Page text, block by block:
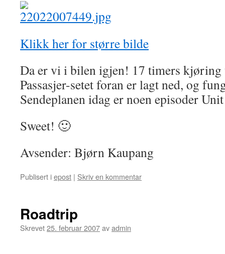
Klikk her for større bilde
Da er vi i bilen igjen! 17 timers
Passasjer-setet foran er lagt ned, og
Sendeplanen idag er noen episoder
Sweet! 🙂
Avsender: Bjørn Kaupang
Publisert iepost | Skriv en kommentar
Roadtrip
Skrevet25. februar 2007avadmin